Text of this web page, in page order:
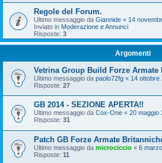
Regole del Forum.
Ultimo messaggio da Giannide « 14
Inviato in Moderazione e Annunci
Risposte: 3
Argomenti
Vetrina Group Build Forze Armate
Ultimo messaggio da paolo72fg « 14 ottobre
Risposte: 27
GB 2014 - SEZIONE APERTA!!
Ultimo messaggio da Cox-One « 20 maggio
Risposte: 31
Patch GB Forze Armate
Ultimo messaggio da microciccio « 6
Risposte: 11